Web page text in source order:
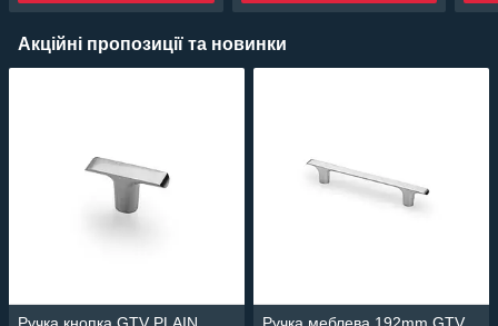
Акційні пропозиції та новинки
Ручка кнопка GTV PLAIN
Ручка меблева 192mm GTV